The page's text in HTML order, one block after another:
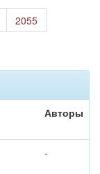
2055
Авторы
-